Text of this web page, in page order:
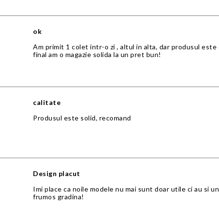
ok
Am primit 1 colet intr-o zi , altul in alta, dar produsul
final am o magazie solida la un pret bun!
calitate
Produsul este solid, recomand
Design placut
Imi place ca noile modele nu mai sunt doar utile ci au si
frumos gradina!